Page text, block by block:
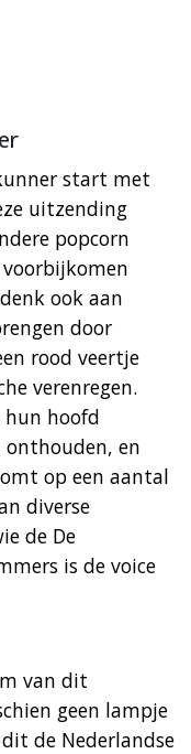
start met
uitzending
popcorn
ook aan
door
rood veertje
verenregen.
hun hoofd
onthouden, en
op een aantal
diverse
de De
is de voice
van dit
geen lampje
de Nederlandse